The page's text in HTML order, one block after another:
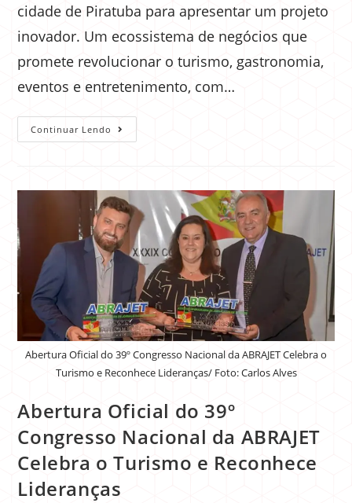
cidade de Piratuba para apresentar um projeto
inovador. Um ecossistema de negócios que
promete revolucionar o turismo, gastronomia,
eventos e entretenimento, com…
Continuar Lendo
Abertura Oficial do 39º Congresso Nacional da ABRAJET Celebra o
Turismo e Reconhece Lideranças/ Foto: Carlos Alves
Abertura Oficial do 39º
Congresso Nacional da ABRAJET
Celebra o Turismo e Reconhece
Lideranças